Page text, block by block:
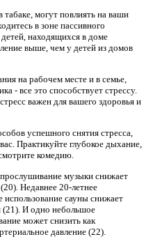
могут повлиять на ваши
в зоне пассивного
находящихся в доме
выше, чем у детей из домов
на рабочем месте и в семье,
- все это способствует стрессу.
важен для вашего здоровья и
успешного снятия стресса,
Практикуйте глубокое дыхание,
комедию.
музыки снижает
Недавнее 20-летнее
использование сауны снижает
(21). И одно небольшое
может снизить как
давление (22).